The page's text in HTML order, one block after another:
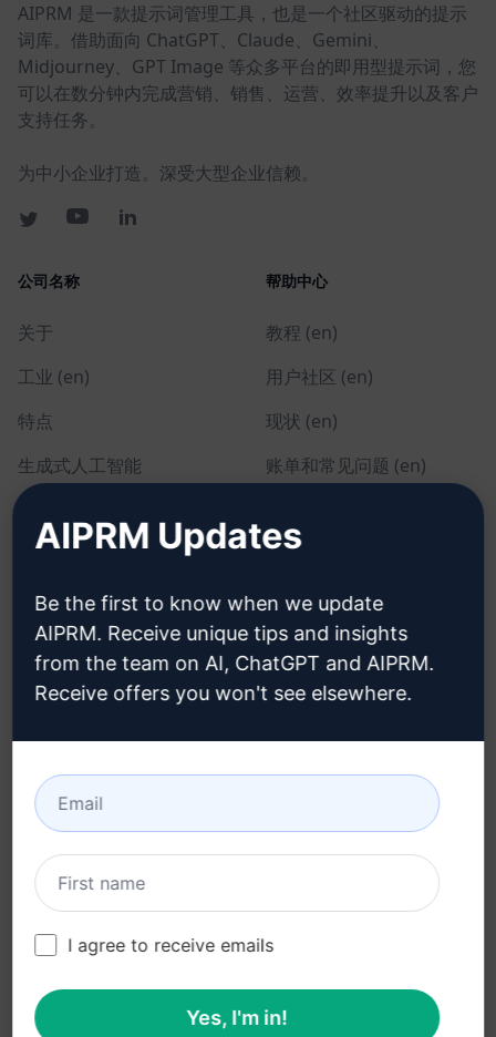
AIPRM 是一款提示词管理工具，也是一个社区驱动的提示
词库。借助面向 ChatGPT、Claude、Gemini、
Midjourney、GPT Image 等众多平台的即用型提示词，您
可以在数分钟内完成营销、销售、运营、效率提升以及客户
支持任务。
为中小企业打造。深受大型企业信赖。
公司名称
关于
工业 (en)
特点
生成式人工智能
团队定价 (en)
Blog (en)
帮助中心
教程 (en)
用户社区 (en)
现状 (en)
账单和常见问题 (en)
法律
可接受使用政策 (en)
使用条款 (en)
浏览器扩展术语 (en)
账单条款 (en)
下载
谷歌浏览器 (en)
© 2026
AIPRM Updates
Be the first to know when we update
AIPRM. Receive unique tips and insights
from the team on AI, ChatGPT and AIPRM.
Receive offers you won't see elsewhere.
I agree to receive emails
Yes, I'm in!